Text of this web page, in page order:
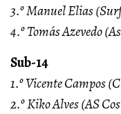
3.º Manuel Elias
4.º Tomás Azevedo
Sub-14
1.º Vicente Campos
2.º Kiko Alves (AS